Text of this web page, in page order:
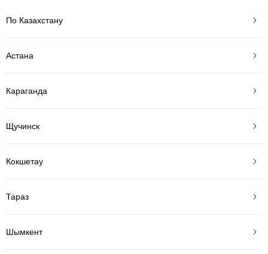
По Казахстану
Астана
Караганда
Щучинск
Кокшетау
Тараз
Шымкент